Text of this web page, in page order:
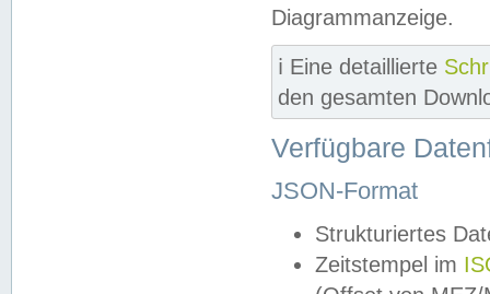
Diagrammanzeige.
ℹ️ Eine detaillierte
den gesamten
Verfügbare
JSON-Format
Strukturiertes
Zeitstempel im